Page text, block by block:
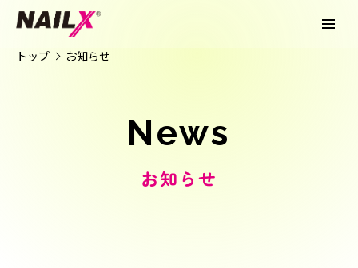
トップ お知らせ
News
お知らせ